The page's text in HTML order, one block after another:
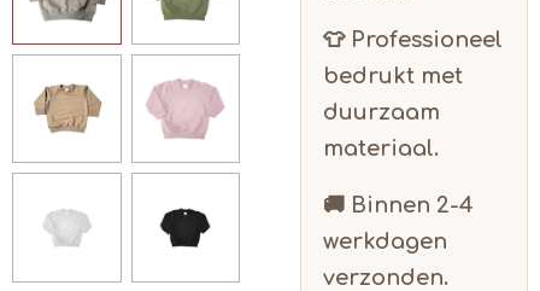
👕 Professioneel
bedrukt met
duurzaam
materiaal.
🚚 Binnen 2-4
werkdagen
verzonden.